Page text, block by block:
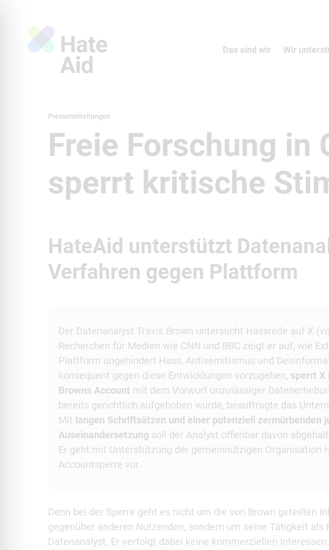
Das sind wir Wir
Pressemitteilungen
Freie Forschung in
sperrt kritische
HateAid unterstützt
Verfahren gegen Plattform
Der Datenanalyst Travis Brown untersucht Hassrede auf X
Recherchen für Medien wie CNN und BBC zeigt er auf, wie
Plattform ungehindert Hass, Antisemitismus und
konsequent gegen diese Entwicklungen vorzugehen, sperrt X
Browns Account mit dem Vorwurf unzulässiger
bereits gerichtlich aufgehoben wurde, beauftragte das
Mit langen Schriftsätzen und einer potenziell zermürbenden
Auseinandersetzung soll der Analyst offenbar davon
Er geht mit Unterstützung der gemeinnützigen Organisation
Accountsperre vor.
Denn bei der Sperre geht es nicht um die von Brown geteilten
gegenüber anderen Nutzenden, sondern um seine Tätigkeit als
Datenanalyst. Er verfolgt dabei keine kommerziellen